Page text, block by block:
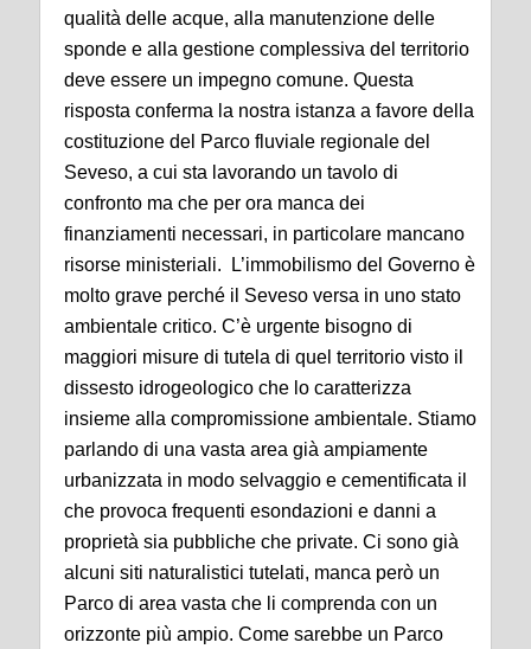
qualità delle acque, alla manutenzione delle
sponde e alla gestione complessiva del territorio
deve essere un impegno comune. Questa
risposta conferma la nostra istanza a favore della
costituzione del Parco fluviale regionale del
Seveso, a cui sta lavorando un tavolo di
confronto ma che per ora manca dei
finanziamenti necessari, in particolare mancano
risorse ministeriali. L’immobilismo del Governo è
molto grave perché il Seveso versa in uno stato
ambientale critico. C’è urgente bisogno di
maggiori misure di tutela di quel territorio visto il
dissesto idrogeologico che lo caratterizza
insieme alla compromissione ambientale. Stiamo
parlando di una vasta area già ampiamente
urbanizzata in modo selvaggio e cementificata il
che provoca frequenti esondazioni e danni a
proprietà sia pubbliche che private. Ci sono già
alcuni siti naturalistici tutelati, manca però un
Parco di area vasta che li comprenda con un
orizzonte più ampio. Come sarebbe un Parco